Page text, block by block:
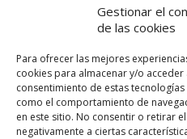
Gestionar el
de las cookies
Para ofrecer las mejores
cookies para almacenar y/o
consentimiento de estas
como el comportamiento de
en este sitio. No consentir o retirar
negativamente a ciertas
logo SID